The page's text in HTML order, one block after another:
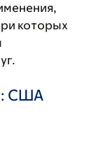
которых
США